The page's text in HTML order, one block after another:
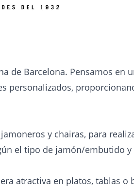
de Barcelona. Pensamos en
personalizados,
y chairas, para
el tipo de jamón/embutido
atractiva en platos, tablas o